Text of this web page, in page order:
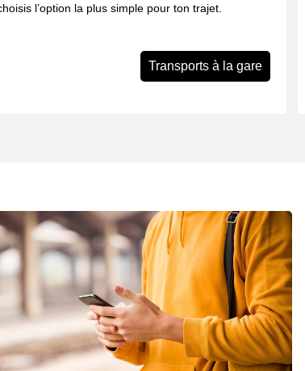
l’option la plus simple pour ton trajet.
Transports à la gare